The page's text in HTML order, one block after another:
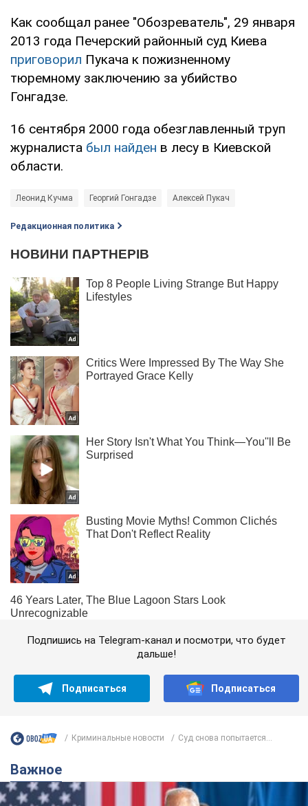
Как сообщал ранее "Обозреватель", 29 января
2013 года Печерский районный суд Киева
приговорил Пукача к пожизненному
тюремному заключению за убийство
Гонгадзе.
16 сентября 2000 года обезглавленный труп
журналиста был найден в лесу в Киевской
области.
Леонид Кучма Георгий Гонгадзе Алексей Пукач
Редакционная политика
Подпишись на Telegram-канал и посмотри, что будет
дальше!
Подписаться Подписаться
Криминальные новости Суд снова попытается...
Важное